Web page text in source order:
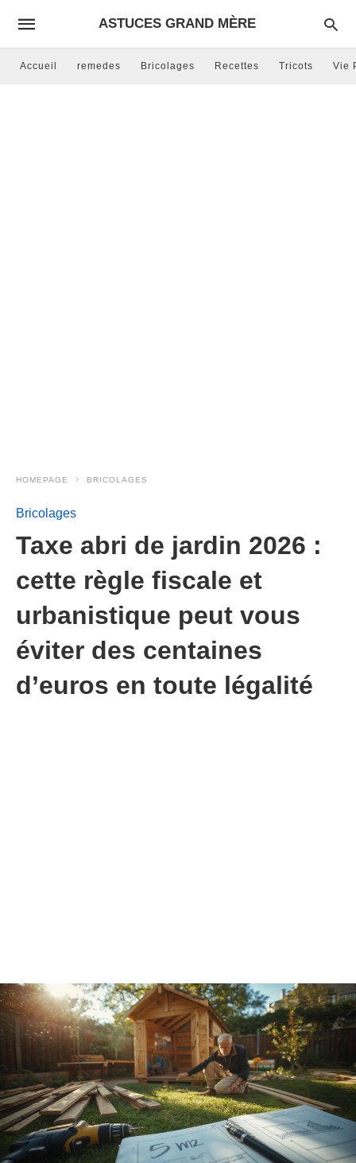
ASTUCES GRAND MÈRE
Accueil remedes Bricolages Recettes Tricots Vie
HOMEPAGE BRICOLAGES
Bricolages
Taxe abri de jardin 2026 :
cette règle fiscale et
urbanistique peut vous
éviter des centaines
d’euros en toute légalité